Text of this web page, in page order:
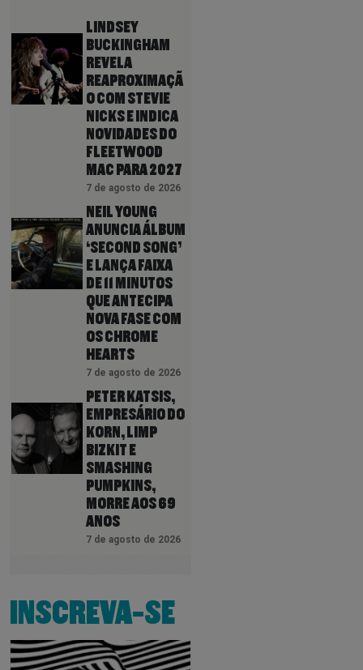
LINDSEY
BUCKINGHAM
REVELA
REAPROXIMAÇÃ
O COM STEVIE
NICKS E INDICA
NOVIDADES DO
FLEETWOOD
MAC PARA 2027
7 de agosto de 2026
NEIL YOUNG
ANUNCIA ÁLBUM
‘SECOND SONG’
E LANÇA FAIXA
DE 11 MINUTOS
QUE ANTECIPA
NOVA FASE COM
OS CHROME
HEARTS
7 de agosto de 2026
PETER KATSIS,
EMPRESÁRIO DO
KORN, LIMP
BIZKIT E
SMASHING
PUMPKINS,
MORRE AOS 69
ANOS
7 de agosto de 2026
INSCREVA-SE